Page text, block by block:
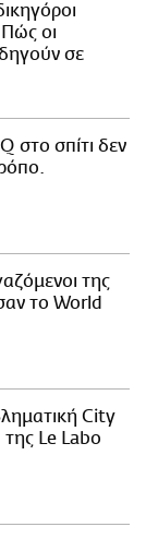
οι
σε
στο σπίτι δεν
της
το World
City
Le Labo